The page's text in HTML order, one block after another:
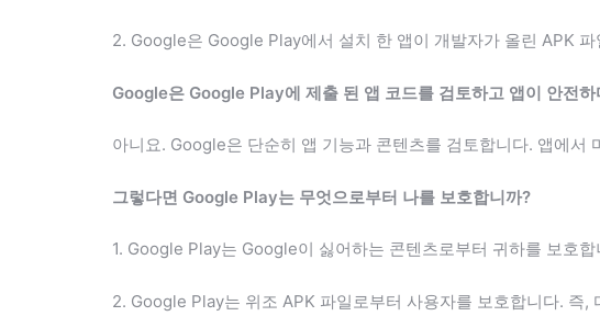
2. Google은 Google Play에서 설치 한 앱이 개발자가 올린 APK
Google은 Google Play에 제출 된 앱 코드를 검토하고 앱이 안전
아니요. Google은 단순히 앱 기능과 콘텐츠를 검토합니다. 앱에
그렇다면 Google Play는 무엇으로부터 나를 보호합니까?
1. Google Play는 Google이 싫어하는 콘텐츠로부터 귀하를 보호
2. Google Play는 위조 APK 파일로부터 사용자를 보호합니다. 즉